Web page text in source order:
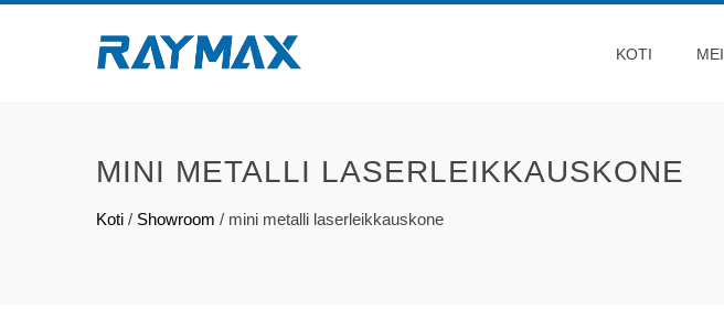
KOTI
MINI METALLI LASERLEIKKAUSKONE
Koti / Showroom / mini metalli laserleikkauskone